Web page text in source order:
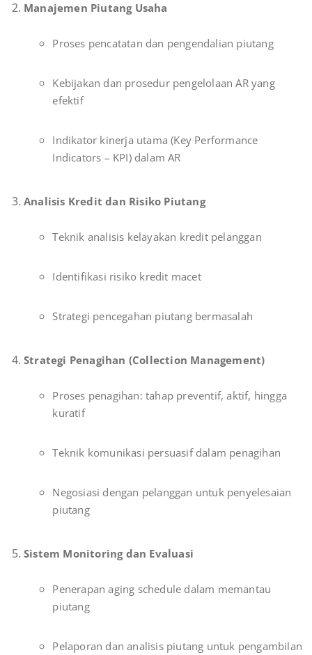
Manajemen Piutang Usaha
Proses pencatatan dan pengendalian piutang
Kebijakan dan prosedur pengelolaan AR yang
efektif
Indikator kinerja utama (Key Performance
Indicators – KPI) dalam AR
Analisis Kredit dan Risiko Piutang
Teknik analisis kelayakan kredit pelanggan
Identifikasi risiko kredit macet
Strategi pencegahan piutang bermasalah
Strategi Penagihan (Collection Management)
Proses penagihan: tahap preventif, aktif, hingga
kuratif
Teknik komunikasi persuasif dalam penagihan
Negosiasi dengan pelanggan untuk penyelesaian
piutang
Sistem Monitoring dan Evaluasi
Penerapan aging schedule dalam memantau
piutang
Pelaporan dan analisis piutang untuk pengambilan